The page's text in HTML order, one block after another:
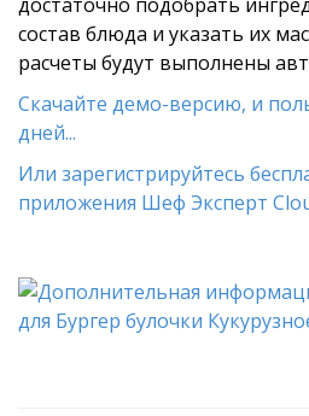
состав блюда и указать их
расчеты будут выполнены
Скачайте демо-версию, и
дней...
Или зарегистрируйтесь
приложения Шеф Эксперт